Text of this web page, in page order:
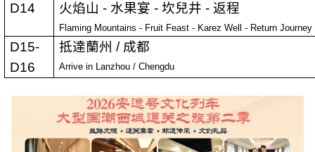
D14 火焰山 - 水果宴 -坎兒井 -返程
Flaming Mountains - Fruit Feast - Karez Well - Return Journey
D15-
D16
抵達蘭州 / 成都
Arrive in Lanzhou / Chengdu